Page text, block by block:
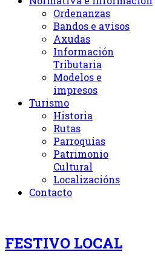
Ordenanzas
Bandos e avisos
Axudas
Información
Tributaria
Modelos e
impresos
Turismo
Historia
Rutas
Parroquias
Patrimonio
Cultural
Localizacións
Contacto
FESTIVO LOCAL